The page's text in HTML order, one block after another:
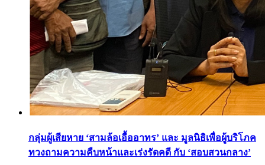
กลุ่มผู้เสียหาย ‘สามล้อเอื้ออาทร’ และ มูลนิธิเพื่อผู้บริโภค
ทวงถามความคืบหน้าและเร่งรัดคดี กับ ‘สอบสวนกลาง’